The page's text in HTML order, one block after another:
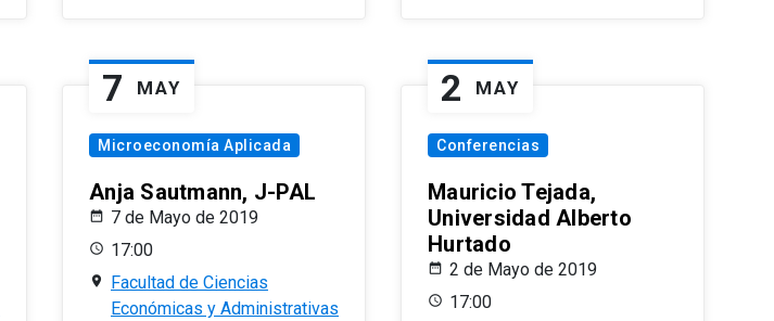
7 MAY
Microeconomía Aplicada
Anja Sautmann, J-PAL
7 de Mayo de 2019
17:00
Facultad de Ciencias
Económicas y Administrativas
2 MAY
Conferencias
Mauricio Tejada,
Universidad Alberto
Hurtado
2 de Mayo de 2019
17:00